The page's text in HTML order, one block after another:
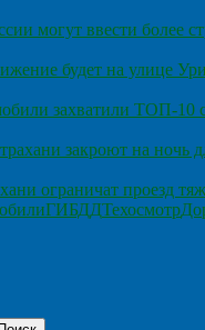
могут ввести более
будет на улице
захватили ТОП-10
закроют на ночь
ограничат проезд
ГИБДДТехосмотр